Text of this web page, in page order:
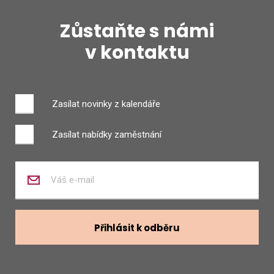
Zůstaňte s námi
v kontaktu
Zasílat novinky z kalendáře
Zasílat nabídky zaměstnání
váš
mail
Přihlásit k odběru